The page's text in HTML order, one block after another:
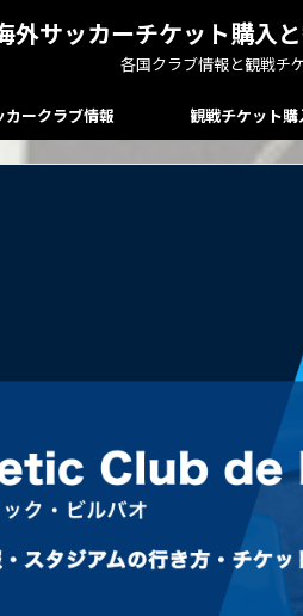
外サッカーチケット購入
各国クラブ情報と観戦チ
カークラブ情報 観戦チケット購